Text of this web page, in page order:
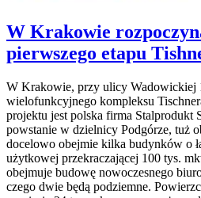
W Krakowie
pierwszego etapu
W Krakowie, przy ulicy Wadowickiej
wielofunkcyjnego kompleksu
projektu jest polska firma Stalprodukt
powstanie w dzielnicy Podgórze, tuż
docelowo obejmie kilka budynków o
użytkowej przekraczającej 100 tys.
obejmuje budowę nowoczesnego
czego dwie będą podziemne.